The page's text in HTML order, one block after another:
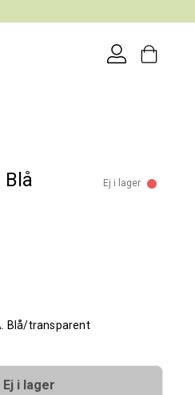
Blå Ej i lager
Blå/transparent
Ej i lager